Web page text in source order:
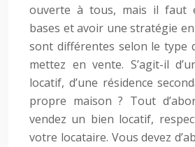
ouverte à tous, mais il faut
bases et avoir une stratégie
sont différentes selon le type
mettez en vente. S’agit-il
locatif, d’une résidence
propre maison ? Tout
vendez un bien locatif,
votre locataire. Vous devez